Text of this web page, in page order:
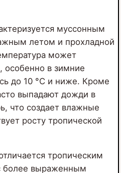
муссонным
летом и прохладной
может
особенно в зимние
до 10 °C и ниже. Кроме
выпадают дожди в
что создает влажные
росту тропической
тропическим
более выраженным